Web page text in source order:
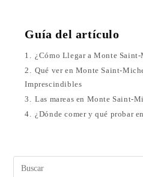
Guía del artículo
1. ¿Cómo Llegar a Monte
2. Qué ver en Monte Saint-
Imprescindibles
3. Las mareas en Monte Saint-
4. ¿Dónde comer y qué probar